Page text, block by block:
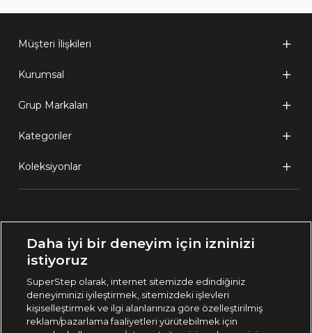
Müşteri İlişkileri
Kurumsal
Grup Markaları
Kategoriler
Koleksiyonlar
🇹🇷 Türkiye
444 37 36
Daha iyi bir deneyim için izninizi
istiyoruz
SuperStep olarak, internet sitemizde edindiğiniz
deneyiminizi iyileştirmek, sitemizdeki işlevleri
kişiselleştirmek ve ilgi alanlarınıza göre özelleştirilmiş
reklam/pazarlama faaliyetleri yürütebilmek için